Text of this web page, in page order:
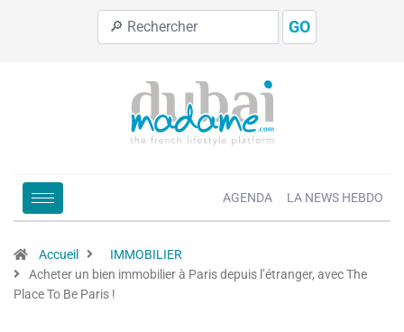
GO
AGENDA LA NEWS HEBDO
Accueil
IMMOBILIER
Acheter un bien immobilier à Paris depuis l’étranger, avec The
Place To Be Paris !